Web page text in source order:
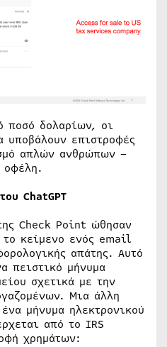
ποσό δολαρίων, οι
υποβάλουν επιστροφές
απλών ανθρώπων –
οφέλη.
ChatGPT
Check Point ώθησαν
το κείμενο ενός email
απάτης. Αυτό
πειστικό μήνυμα
σχετικά με την
Μια άλλη
μήνυμα ηλεκτρονικού
από το IRS
χρημάτων: